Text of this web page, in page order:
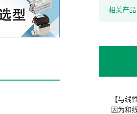
相关产品
【与线
因为和